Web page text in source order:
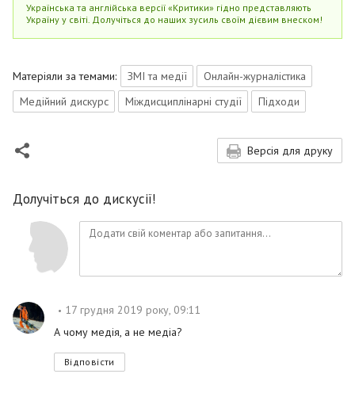
Українська та англійська версії «Критики» гідно представляють
Україну у світі. Долучіться до наших зусиль своїм дієвим внеском!
Матеріяли за темами: ЗМІ та медії
Онлайн-журналістика
Медійний дискурс
Міждисциплінарні студії Підходи
Версія для друку
Долучіться до дискусії!
17 грудня 2019 року, 09:11
А чому медія, а не медіа?
Відповісти